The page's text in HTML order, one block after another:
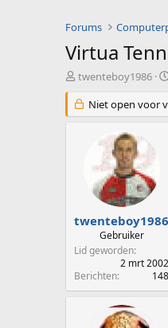
Forums
Virtua
O
d
e
t
r
e
r
twenteboy1986
Niet open voor
twenteboy1986
Gebruiker
Lid geworden
2 mrt 2002
Berichten
148